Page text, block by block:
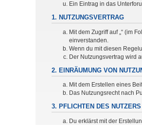
Ein Eintrag in das
1. NUTZUNGSVERTRAG
Mit dem Zugriff auf „“ (im
einverstanden.
Wenn du mit diesen
Der Nutzungsvertrag wird
2. EINRÄUMUNG VON
Mit dem Erstellen eines
Das Nutzungsrecht nach
3. PFLICHTEN DES NUTZERS
Du erklärst mit der